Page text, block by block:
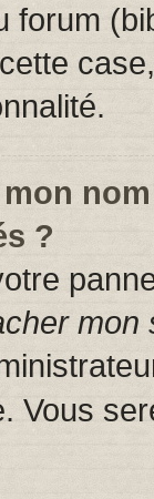
forum
?
mon
Vous